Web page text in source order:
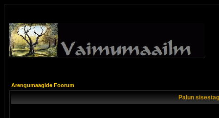
Arengumaagide Foorum
Palun